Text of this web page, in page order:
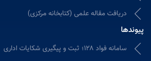
دریافت مقاله علمی (کتابخانه مرکزی)
پیوندها
سامانه فواد ۱۲۸؛ ثبت و پیگیری شکایات اداری